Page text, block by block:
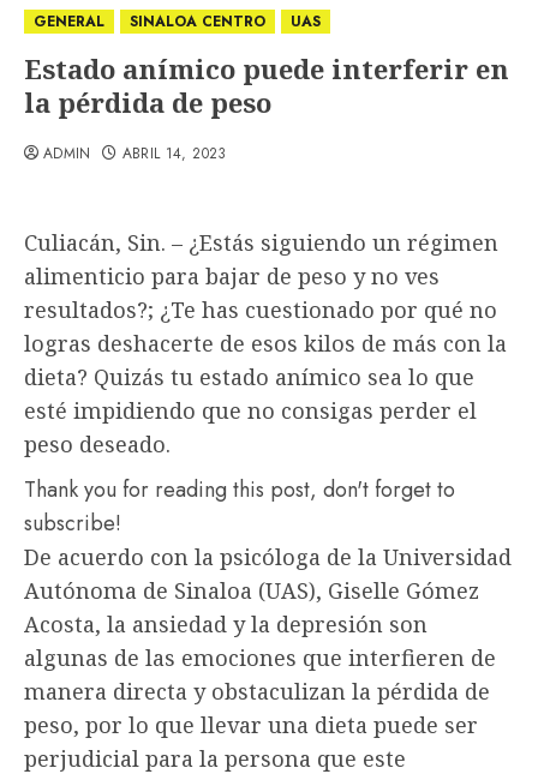
GENERAL SINALOA CENTRO UAS
Estado anímico puede interferir en
la pérdida de peso
ADMIN ABRIL 14, 2023
Culiacán, Sin. – ¿Estás siguiendo un régimen
alimenticio para bajar de peso y no ves
resultados?; ¿Te has cuestionado por qué no
logras deshacerte de esos kilos de más con la
dieta? Quizás tu estado anímico sea lo que
esté impidiendo que no consigas perder el
peso deseado.
Thank you for reading this post, don't forget to
subscribe!
De acuerdo con la psicóloga de la Universidad
Autónoma de Sinaloa (UAS), Giselle Gómez
Acosta, la ansiedad y la depresión son
algunas de las emociones que interfieren de
manera directa y obstaculizan la pérdida de
peso, por lo que llevar una dieta puede ser
perjudicial para la persona que este